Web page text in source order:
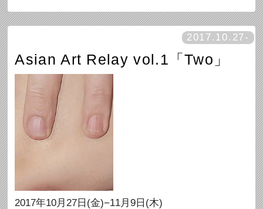
2017.10.27-
Asian Art Relay vol.1「Two」
2017年10月27日(金)−11月9日(木)